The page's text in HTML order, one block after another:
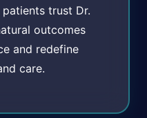
trust Dr.
outcomes
and redefine
care.